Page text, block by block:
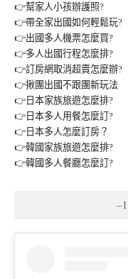
👉幫家人小孩辦護照?
👉帶全家出國如何輕鬆玩?
👉出國多人機票怎麼買?
👉多人出國行程怎麼排?
👉訂房網取消超賣怎麼辦?
👉揪團出國不跟團新玩法
👉日本家族旅遊怎麼排?
👉日本多人用餐怎麼訂?
👉日本多人怎麼訂房？
👉韓國家族旅遊怎麼排?
👉韓國多人餐廳怎麼訂?